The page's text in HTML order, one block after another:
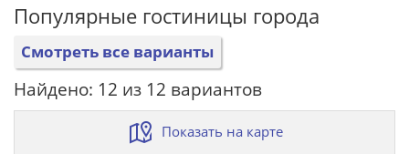
Популярные гостиницы города
Смотреть все варианты
Найдено: 12 из 12 вариантов
Показать на карте